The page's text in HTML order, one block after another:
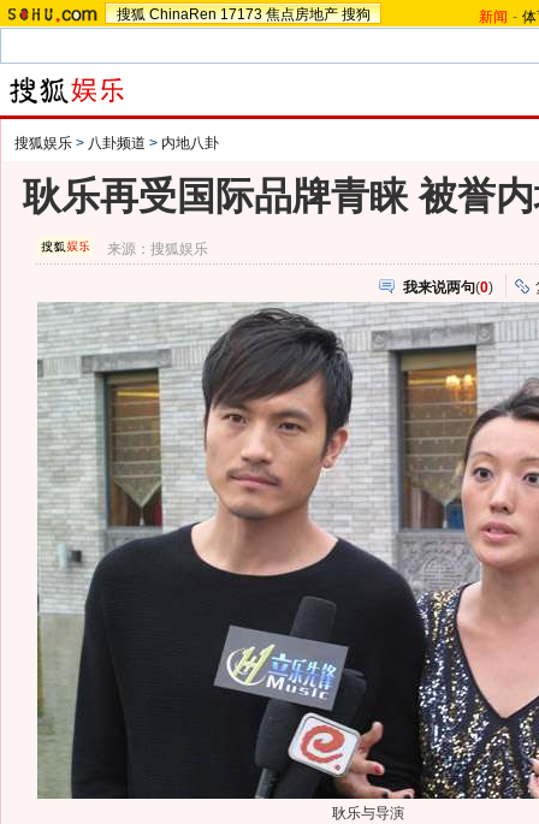
搜狐 ChinaRen 17173 焦点房地产 搜狗 新闻 -
搜狐娱乐 > 八卦频道 > 内地八卦
耿乐再受国际品牌青睐 被誉
来源：搜狐娱乐
我来说两句(0)
耿乐与导演